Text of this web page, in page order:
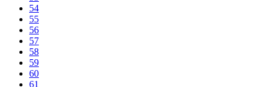
54
55
56
57
58
59
60
61